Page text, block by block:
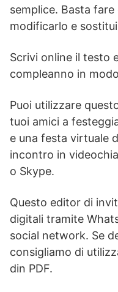
semplice. Basta
modificarlo e
Scrivi online il testo
compleanno in
Puoi utilizzare
tuoi amici a
e una festa virtuale
incontro in
o Skype.
Questo editor di
digitali tramite
social network. Se
consigliamo di
din PDF.